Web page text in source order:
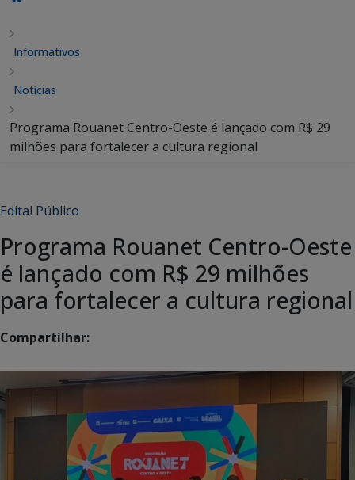
Informativos
Notícias
Programa Rouanet Centro-Oeste é lançado com R$ 29
milhões para fortalecer a cultura regional
Edital Público
Programa Rouanet Centro-Oeste
é lançado com R$ 29 milhões
para fortalecer a cultura regional
Compartilhar: